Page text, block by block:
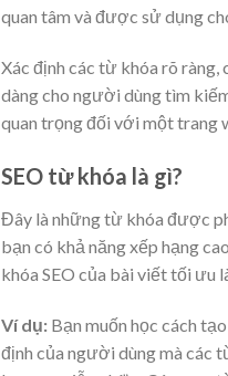
quan tâm và được sử dụng
Xác định các từ khóa rõ ràng,
dàng cho người dùng tìm
quan trọng đối với một trang
SEO từ khóa là gì?
Đây là những từ khóa được
bạn có khả năng xếp hạng
khóa SEO của bài viết tối ưu
Ví dụ: Bạn muốn học cách
định của người dùng mà các